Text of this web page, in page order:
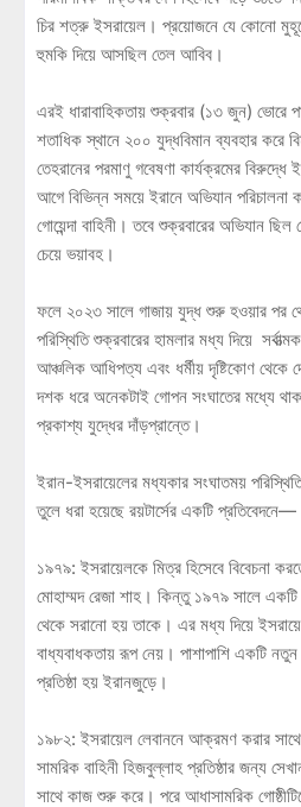
চির শত্রু ইসরায়েল। প্রয়োজনে যে কোনো
হুমকি দিয়ে আসছিল তেল আবিব।
এরই ধারাবাহিকতায় শুক্রবার (১৩ জুন) ভোরে
শতাধিক স্থানে ২০০ যুদ্ধবিমান ব্যবহার করে
তেহরানের পরমাণু গবেষণা কার্যক্রমের
আগে বিভিন্ন সময়ে ইরানে অভিযান পরিচালনা
গোয়েন্দা বাহিনী। তবে শুক্রবারের অভিযান
চেয়ে ভয়াবহ।
ফলে ২০২৩ সালে গাজায় যুদ্ধ শুরু হওয়ার পর
পরিস্থিতি শুক্রবারের হামলার মধ্য দিয়ে
আঞ্চলিক আধিপত্য এবং ধর্মীয় দৃষ্টিকোণ থেকে
দশক ধরে অনেকটাই গোপন সংঘাতের মধ্যে
প্রকাশ্য যুদ্ধের দাঁড়প্রান্তে।
ইরান-ইসরায়েলের মধ্যকার সংঘাতময়
তুলে ধরা হয়েছে রয়টার্সের একটি প্রতিবেদনে—
১৯৭৯: ইসরায়েলকে মিত্র হিসেবে বিবেচনা
মোহাম্মদ রেজা শাহ। কিন্তু ১৯৭৯ সালে একটি
থেকে সরানো হয় তাকে। এর মধ্য দিয়ে
বাধ্যবাধকতায় রূপ নেয়। পাশাপাশি একটি নতুন
প্রতিষ্ঠা হয় ইরানজুড়ে।
১৯৮২: ইসরায়েল লেবাননে আক্রমণ করার
সামরিক বাহিনী হিজবুল্লাহ প্রতিষ্ঠার জন্য
সাথে কাজ শুরু করে। পরে আধাসামরিক